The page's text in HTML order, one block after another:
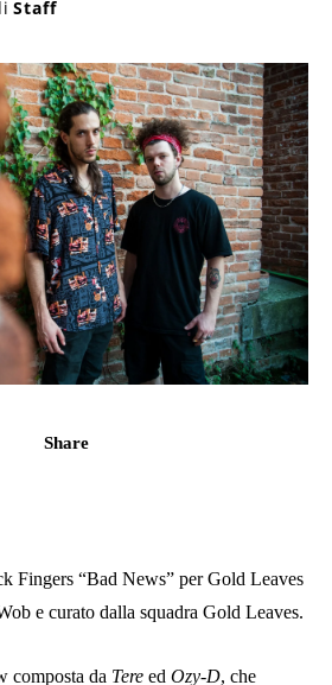
Staff
Share
Fingers “Bad News” per Gold Leaves
e curato dalla squadra Gold Leaves.
composta da Tere ed Ozy-D, che